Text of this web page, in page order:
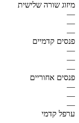
מיזוג שורה שלישית
—
—
—
פנסים קדמיים
—
—
—
פנסים אחוריים
—
—
—
ערפל קדמי